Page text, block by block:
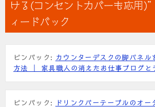
ー
ける(コンセントカバーも応用
ィードバック
ピンバック:
カウンターデスクの脚パネル
方法 ｜ 家具職人の消えたお仕事ブログと
ピンバック:
ドリンクバーテーブルのオー